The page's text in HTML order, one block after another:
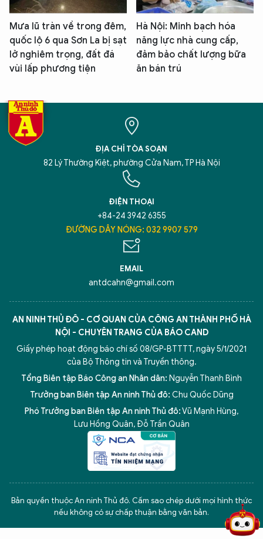
Mưa lũ tràn về trong đêm,
quốc lộ 6 qua Sơn La bị sạt
lở nghiêm trọng, đất đá
vùi lấp phương tiện
Hà Nội: Minh bạch hóa
năng lực nhà cung cấp,
đảm bảo chất lượng bữa
ăn bán trú
ĐỊA CHỈ TÒA SOẠN
82 Lý Thường Kiệt, phường Cửa Nam, TP Hà Nội
ĐIỆN THOẠI
+84-24 3942 6355
ĐƯỜNG DÂY NÓNG: 032 9907 579
EMAIL
antdcahn@gmail.com
AN NINH THỦ ĐÔ - CƠ QUAN CỦA CÔNG AN THÀNH PHỐ HÀ
NỘI - CHUYÊN TRANG CỦA BÁO CAND
Giấy phép hoạt động báo chí số 08/GP-BTTTT, ngày 5/1/2021
của Bộ Thông tin và Truyền thông.
Tổng Biên tập Báo Công an Nhân dân: Nguyễn Thanh Bình
Trưởng ban Biên tập An ninh Thủ đô: Chu Quốc Dũng
Phó Trưởng ban Biên tập An ninh Thủ đô:Vũ Mạnh Hùng,
Lưu Hồng Quân, Đỗ Trần Quân
Bản quyền thuộc An ninh Thủ đô. Cấm sao chép dưới mọi hình thức
nếu không có sự chấp thuận bằng văn bản.
5 điểm nghẽn của Hà Nội giải pháp xử lý điểm nghẽn của